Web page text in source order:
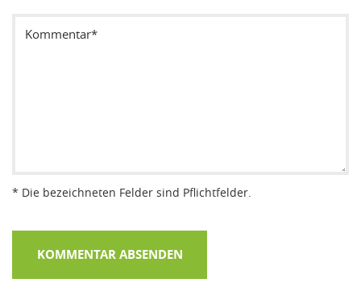
* Die bezeichneten Felder sind Pflichtfelder.